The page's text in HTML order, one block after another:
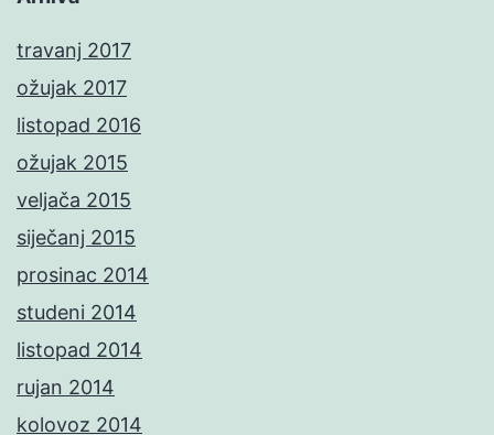
travanj 2017
ožujak 2017
listopad 2016
ožujak 2015
veljača 2015
siječanj 2015
prosinac 2014
studeni 2014
listopad 2014
rujan 2014
kolovoz 2014